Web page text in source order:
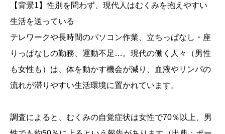
【背景1】性別を問わず、現代人はむくみを抱えやすい
生活を送っている
テレワークや長時間のパソコン作業、立ちっぱなし・座
りっぱなしの勤務、運動不足…。現代の働く人々（男性
も女性も）は、体を動かす機会が減り、血液やリンパの
流れが滞りやすい生活環境に置かれています。
調査によると、むくみの自覚症状は女性で70％以上、男